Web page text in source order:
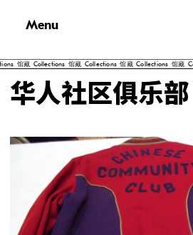
Menu
藏 Collections 馆藏 Collections 馆藏 Collections 馆藏
华人社区俱乐部